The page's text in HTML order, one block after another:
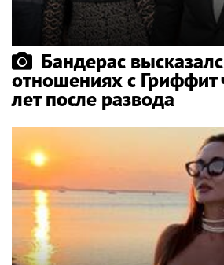
Бандерас
отношениях с Гриффит
лет после развода